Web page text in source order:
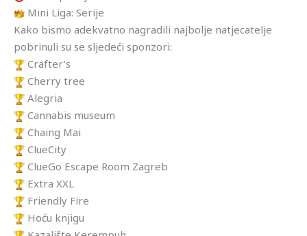
Mini Liga: Serije
Kako bismo adekvatno nagradili najbolje natjecatelje
pobrinuli su se sljedeći sponzori:
Crafter’s
Cherry tree
Alegria
Cannabis museum
Chaing Mai
ClueCity
ClueGo Escape Room Zagreb
Extra XXL
Friendly Fire
Hoću knjigu